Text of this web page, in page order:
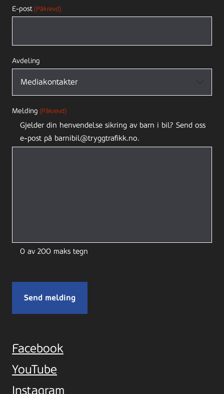
E-post (Påkrevd)
Avdeling
Melding (Påkrevd)
Gjelder din henvendelse sikring av barn i bil? Send oss
e-post på barnibil@tryggtrafikk.no.
0 av 200 maks tegn
Facebook
YouTube
Instagram